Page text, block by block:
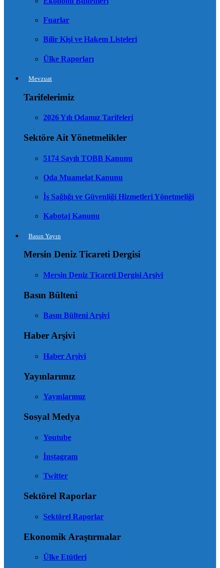
Fuarlar
Bilir Kişi ve Hakem Listeleri
Ülke Raporları
Mevzuat
Tarifelerimiz
2026 Yılı Odamız Tarifeleri
Sektöre Ait Yönetmelikler
5174 Sayılı TOBB Kanunu
Oda Muamelat Kanunu
İş Sağlığı ve Güvenliği Hizmetleri Yönetmeliği
Kabotaj Kanunu
Basın Yayın
Mersin Deniz Ticareti Dergisi
Mersin Deniz Ticareti Dergisi Arşivi
Basın Bülteni
Basın Bülteni Arşivi
Haber Arşivi
Haber Arşivi
Yayınlarımız
Yayınlarımız
Sosyal Medya
Youtube
İnstagram
Twitter
Sektörel Raporlar
Sektörel Raporlar
Ekonomik Araştırmalar
Ülke Etütleri